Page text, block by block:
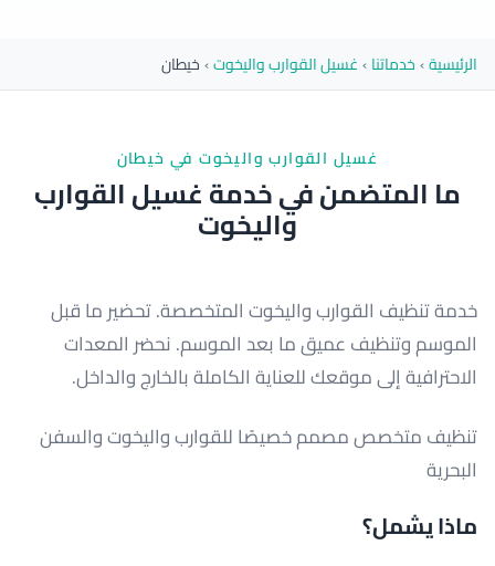
الرئيسية›خدماتنا›غسيل القوارب واليخوت›خيطان
غسيل القوارب واليخوت في خيطان
ما المتضمن في خدمة غسيل القوارب
واليخوت
خدمة تنظيف القوارب واليخوت المتخصصة. تحضير ما قبل
الموسم وتنظيف عميق ما بعد الموسم. نحضر المعدات
الاحترافية إلى موقعك للعناية الكاملة بالخارج والداخل.
تنظيف متخصص مصمم خصيصًا للقوارب واليخوت والسفن
البحرية
ماذا يشمل؟